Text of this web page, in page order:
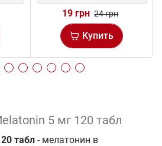
19 грн 24 грн
Купить
5 мг 120 табл
табл - мелатонин в